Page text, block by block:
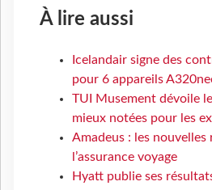
À lire aussi
Icelandair signe des
pour 6 appareils
TUI Musement dévoile
mieux notées pour les
Amadeus : les nouvelles
l’assurance voyage
Hyatt publie ses